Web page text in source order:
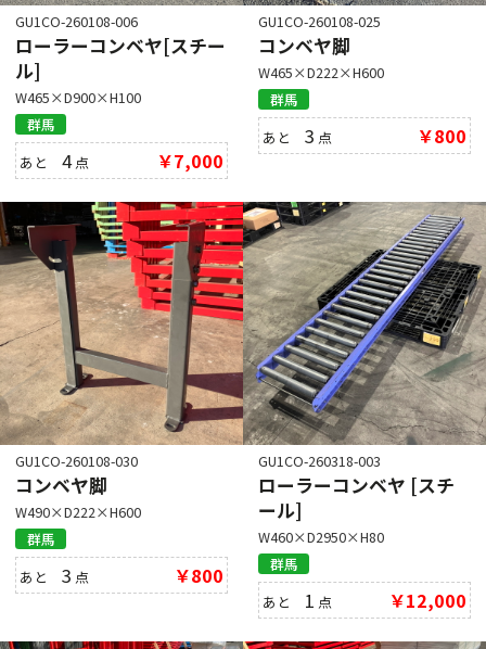
GU1CO-260108-006
ローラーコンベヤ[スチー
ル]
W465×D900×H100
群馬
あと4点 ￥7,000
GU1CO-260108-025
コンベヤ脚
W465×D222×H600
群馬
あと3 点 ￥800
GU1CO-260108-030
コンベヤ脚
W490×D222×H600
群馬
あと3 点 ￥800
GU1CO-260318-003
ローラーコンベヤ [スチ
ール]
W460×D2950×H80
群馬
あと 1 点 ￥12,000